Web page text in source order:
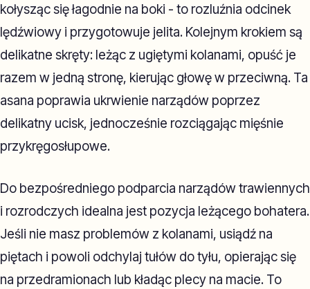
kołysząc się łagodnie na boki - to rozluźnia odcinek
lędźwiowy i przygotowuje jelita. Kolejnym krokiem są
delikatne skręty: leżąc z ugiętymi kolanami, opuść je
razem w jedną stronę, kierując głowę w przeciwną. Ta
asana poprawia ukrwienie narządów poprzez
delikatny ucisk, jednocześnie rozciągając mięśnie
przykręgosłupowe.
Do bezpośredniego podparcia narządów trawiennych
i rozrodczych idealna jest pozycja leżącego bohatera.
Jeśli nie masz problemów z kolanami, usiądź na
piętach i powoli odchylaj tułów do tyłu, opierając się
na przedramionach lub kładąc plecy na macie. To